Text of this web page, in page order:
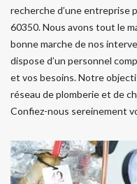
recherche d’une entreprise
60350. Nous avons tout le
bonne marche de nos
dispose d’un personnel
et vos besoins. Notre
réseau de plomberie et de
Confiez-nous sereinement